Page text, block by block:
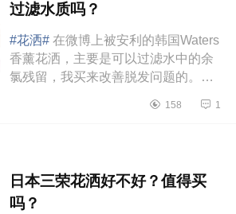
过滤水质吗？
#花洒# 在微博上被安利的韩国Waters
香薰花洒，主要是可以过滤水中的余
氯残留，我买来改善脱发问题的。其
洒，但是考虑到价格，还有做功课...
158 1
日本三荣花洒好不好？值得买
吗？